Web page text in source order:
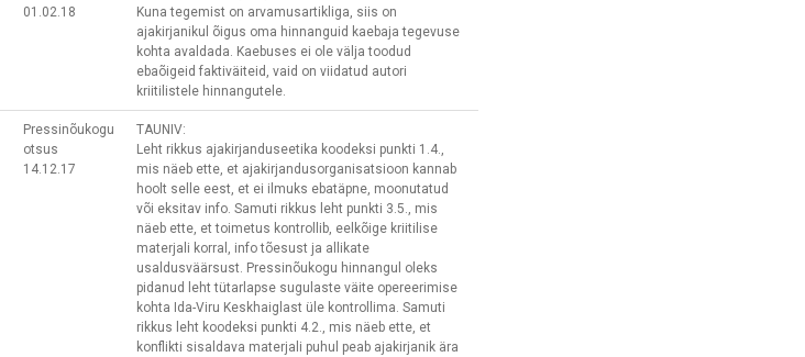
01.02.18
Kuna tegemist on arvamusartikliga, siis on
ajakirjanikul õigus oma hinnanguid kaebaja tegevuse
kohta avaldada. Kaebuses ei ole välja toodud
ebaõigeid faktiväiteid, vaid on viidatud autori
kriitilistele hinnangutele.
Pressinõukogu
otsus
14.12.17
TAUNIV:
Leht rikkus ajakirjanduseetika koodeksi punkti 1.4.,
mis näeb ette, et ajakirjandusorganisatsioon kannab
hoolt selle eest, et ei ilmuks ebatäpne, moonutatud
või eksitav info. Samuti rikkus leht punkti 3.5., mis
näeb ette, et toimetus kontrollib, eelkõige kriitilise
materjali korral, info tõesust ja allikate
usaldusväärsust. Pressinõukogu hinnangul oleks
pidanud leht tütarlapse sugulaste väite opereerimise
kohta Ida-Viru Keskhaiglast üle kontrollima. Samuti
rikkus leht koodeksi punkti 4.2., mis näeb ette, et
konflikti sisaldava materjali puhul peab ajakirjanik ära